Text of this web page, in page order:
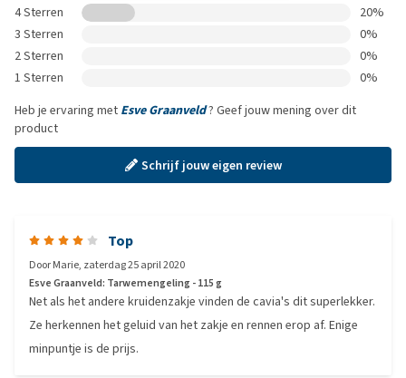
4 Sterren
20%
3 Sterren
0%
2 Sterren
0%
1 Sterren
0%
Heb je ervaring met Esve Graanveld? Geef jouw mening over dit
product
Schrijf jouw eigen review
Top
DoorMarie, zaterdag 25 april 2020
Esve Graanveld: Tarwemengeling - 115 g
Net als het andere kruidenzakje vinden de cavia's dit superlekker.
Ze herkennen het geluid van het zakje en rennen erop af. Enige
minpuntje is de prijs.